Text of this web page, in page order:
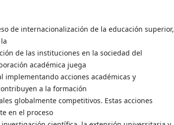
de internacionalización de la educación superior,
de las instituciones en la sociedad del
académica juega
implementando acciones académicas y
a la formación
globalmente competitivos. Estas acciones
en el proceso